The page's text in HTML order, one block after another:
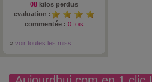
08 kilos perdus
evaluation :
commentée : 0 fois
» voir toutes les miss